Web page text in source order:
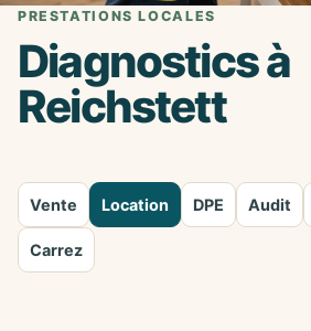
PRESTATIONS LOCALES
Diagnostics à
Reichstett
Vente Location DPE Audit
Carrez